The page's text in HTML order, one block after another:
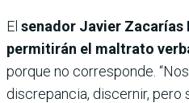
El senador Javier Zacarías
permitirán el maltrato
porque no corresponde.
discrepancia, discernir, pero